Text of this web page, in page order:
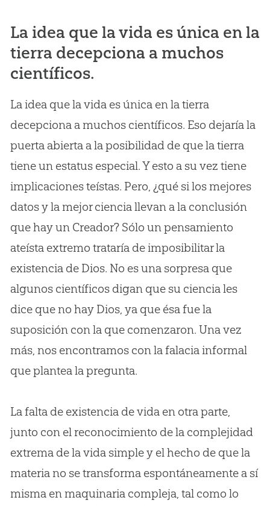
La idea que la vida es única en la
tierra decepciona a muchos
científicos.
La idea que la vida es única en la tierra
decepciona a muchos científicos. Eso dejaría la
puerta abierta a la posibilidad de que la tierra
tiene un estatus especial. Y esto a su vez tiene
implicaciones teístas. Pero, ¿qué si los mejores
datos y la mejor ciencia llevan a la conclusión
que hay un Creador? Sólo un pensamiento
ateísta extremo trataría de imposibilitar la
existencia de Dios. No es una sorpresa que
algunos científicos digan que su ciencia les
dice que no hay Dios, ya que ésa fue la
suposición con la que comenzaron. Una vez
más, nos encontramos con la falacia informal
que plantea la pregunta.
La falta de existencia de vida en otra parte,
junto con el reconocimiento de la complejidad
extrema de la vida simple y el hecho de que la
materia no se transforma espontáneamente a sí
misma en maquinaria compleja, tal como lo